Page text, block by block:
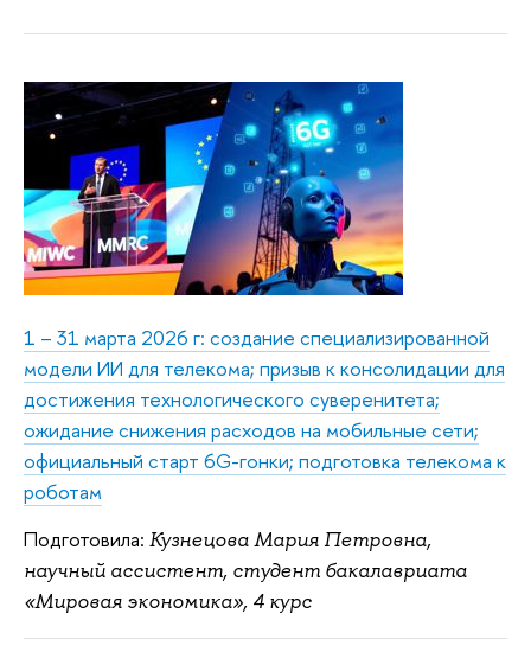
1 – 31 марта 2026 г: создание специализированной
модели ИИ для телекома; призыв к консолидации для
достижения технологического суверенитета;
ожидание снижения расходов на мобильные сети;
официальный старт 6G-гонки; подготовка телекома к
роботам
Подготовила: Кузнецова Мария Петровна,
научный ассистент, студент бакалавриата
«Мировая экономика», 4 курс